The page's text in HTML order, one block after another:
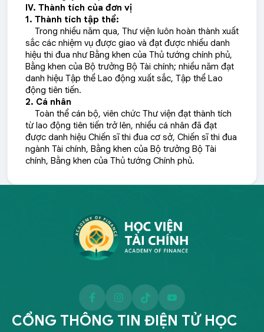
IV. Thành tích của đơn vị
1. Thành tích tập thể:
Trong nhiều năm qua, Thư viện luôn hoàn thành xuất
sắc các nhiệm vụ được giao và đạt được nhiều danh
hiệu thi đua như Bằng khen của Thủ tướng chính phủ,
Bằng khen của Bộ trưởng Bộ Tài chính; nhiều năm đạt
danh hiệu Tập thể Lao động xuất sắc, Tập thể Lao
động tiên tiến.
2. Cá nhân
Toàn thể cán bộ, viên chức Thư viện đạt thành tích
từ lao động tiên tiến trở lên, nhiều cá nhân đã đạt
được danh hiệu Chiến sĩ thi đua cơ sở, Chiến sĩ thi đua
ngành Tài chính, Bằng khen của Bộ trưởng Bộ Tài
chính, Bằng khen của Thủ tướng Chính phủ.
CỔNG THÔNG TIN ĐIỆN TỬ HỌC